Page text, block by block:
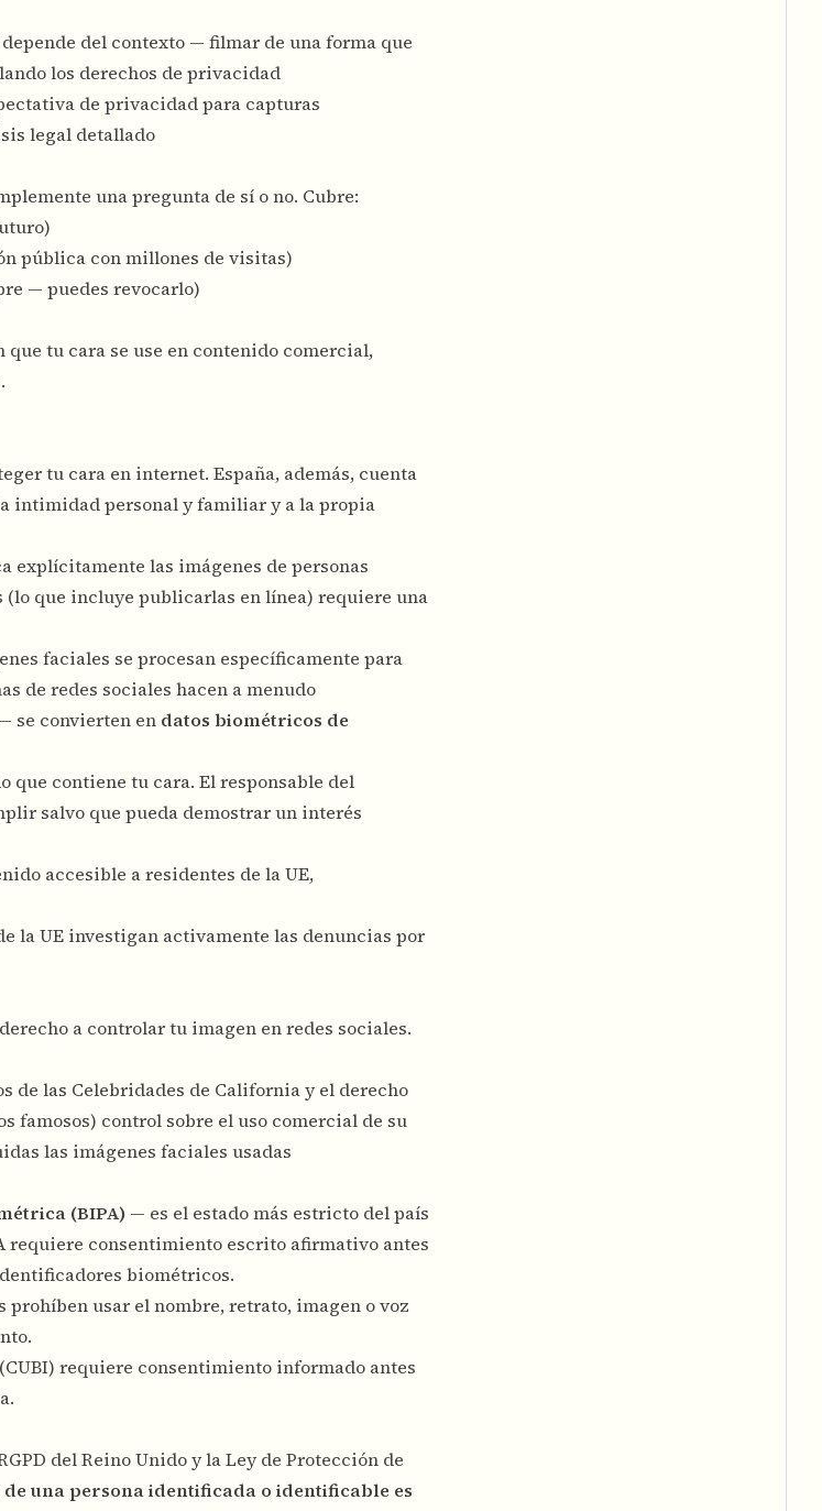
del contexto — filmar de una forma que
los derechos de privacidad
de privacidad para capturas
legal detallado
una pregunta de sí o no. Cubre:
pública con millones de visitas)
— puedes revocarlo)
tu cara se use en contenido comercial,
tu cara en internet. España, además, cuenta
intimidad personal y familiar y a la propia
explícitamente las imágenes de personas
que incluye publicarlas en línea) requiere una
faciales se procesan específicamente para
de redes sociales hacen a menudo
se convierten en datos biométricos de
que contiene tu cara. El responsable del
salvo que pueda demostrar un interés
accesible a residentes de la UE,
la UE investigan activamente las denuncias por
a controlar tu imagen en redes sociales.
de las Celebridades de California y el derecho
famosos) control sobre el uso comercial de su
las imágenes faciales usadas
(BIPA) — es el estado más estricto del país
requiere consentimiento escrito afirmativo antes
biométricos.
prohíben usar el nombre, retrato, imagen o voz
requiere consentimiento informado antes
del Reino Unido y la Ley de Protección de
una persona identificada o identificable es